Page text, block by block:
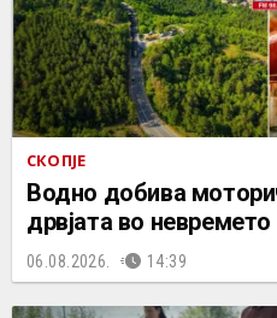
СКОПЈЕ
Водно добива
дрвјата во
06.08.2026. 14:39